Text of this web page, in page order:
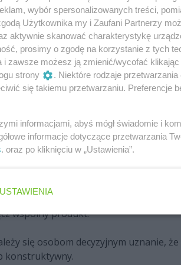
na zasadach pełnej równości
że to rozwiązanie się nie
jest taka, że w dalszym ciągu
do małej ekipy są zupełnie
nie można bazować na standardowym
musi powstawać przy ścisłej
i Renault to w końcu
na kontynuację współpracy. Zespół
nowego rozdziału niezwykle
może wziąć na siebie, przede
czy komputerowych
wspólny produkt.
się osobom decyzyjnym uznanie, że
konstruktywny.
wybór spersonalizowanych treści,
Użytkownika my i Zaufani Partnerzy
aktywnie skanować charakterystykę
prosimy o zgodę na korzystanie z tych
i zawsze możesz ją zmienić/wycofać
strony
. Niektóre rodzaje
się takiemu przetwarzaniu. Preferencje
informacjami, abyś mógł świadomie i
informacje dotyczące przetwarzania
. oraz po kliknięciu w „Ustawienia”.
USTAWIENIA